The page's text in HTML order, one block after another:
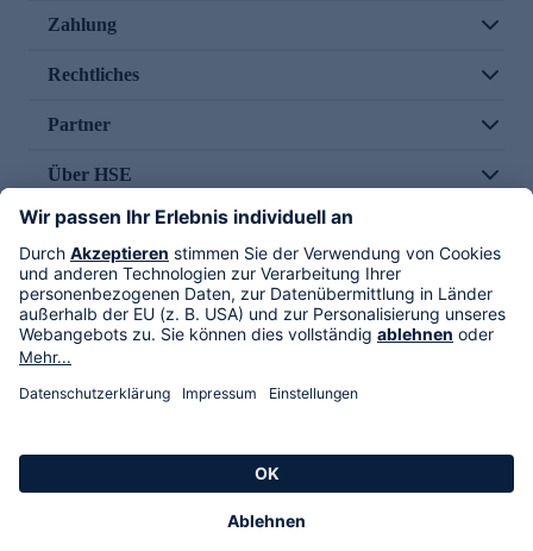
Zahlung
Rechtliches
Partner
Über HSE
Im TV
HSE International